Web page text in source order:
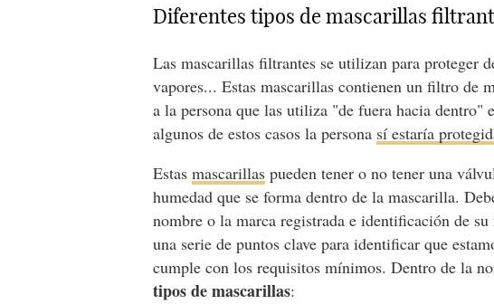
Diferentes tipos de mascarillas
Las mascarillas filtrantes se utilizan para proteger
vapores... Estas mascarillas contienen un filtro de
a la persona que las utiliza "de fuera hacia dentro"
algunos de estos casos la persona sí estaría
Estasmascarillas pueden tener o no tener una
humedad que se forma dentro de la mascarilla.
nombre o la marca registrada e identificación de
una serie de puntos clave para identificar que
cumple con los requisitos mínimos. Dentro de la
tipos de mascarillas: